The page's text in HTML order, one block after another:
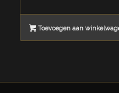
Toevoegen aan